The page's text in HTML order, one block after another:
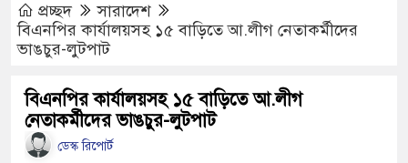
‘আমেরিকান ষড়’য’ন্ত্র’তত্ত্ব’ নিয়ে প্রশ্ন তুললেন
পদে মির্জা ফখরুল নির্বাচিত
প্রচ্ছদ
সারাদেশ
বিএনপির কার্যালয়সহ ১৫ বাড়িতে আ.লীগ নেতাকর্মীদের
ভাঙচুর-লুটপাট
বিএনপির কার্যালয়সহ ১৫ বাড়িতে আ.লীগ
নেতাকর্মীদের ভাঙচুর-লুটপাট
ডেস্ক রিপোর্ট